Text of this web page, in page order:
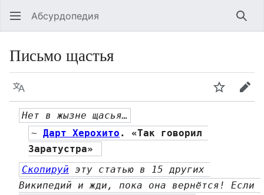
Абсурдопедия
Письмо щастья
Язык
Нет в жызне щасья…
~ Дарт Херохито . «Так говорил
Заратустра»
Скопируй эту статью в 15 других
Википедий и жди, пока она вернётся! Если